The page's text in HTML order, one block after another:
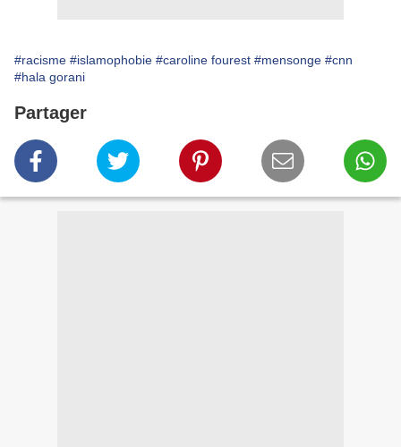
#racisme #islamophobie #caroline fourest #mensonge #cnn
#hala gorani
Partager